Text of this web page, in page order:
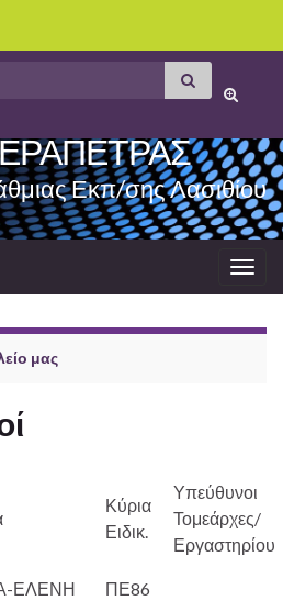
Εκπ/σης Λασιθίου
μας
Κύρια
Ειδικ.
Υπεύθυνοι
Τομεάρχες/
Εργαστηρίου
ΕΛΕΝΗ ΠΕ86